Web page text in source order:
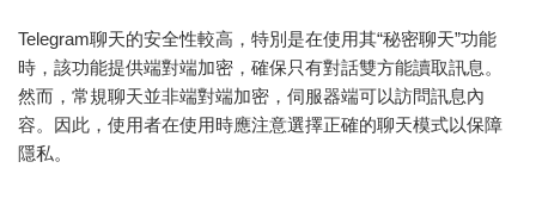
Telegram聊天的安全性較高，特別是在使用其“秘密聊天”功能
時，該功能提供端對端加密，確保只有對話雙方能讀取訊息。
然而，常規聊天並非端對端加密，伺服器端可以訪問訊息內
容。因此，使用者在使用時應注意選擇正確的聊天模式以保障
隱私。